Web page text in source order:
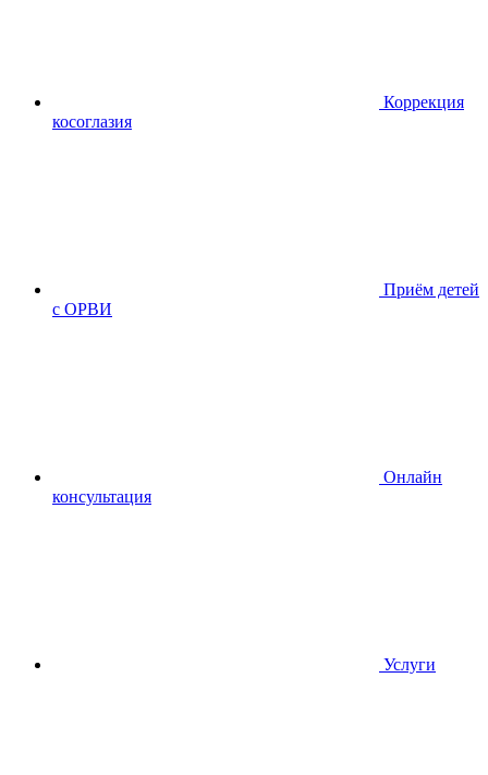
Коррекция
косоглазия
Приём детей
с ОРВИ
Онлайн
консультация
Услуги